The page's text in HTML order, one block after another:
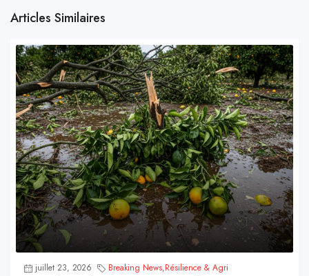
Articles Similaires
juillet 23, 2026 Breaking News,Résilience & Agri